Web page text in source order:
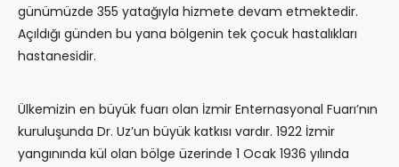
günümüzde 355 yatağıyla hizmete devam etmektedir.
Aç‎ıldığı‎ günden bu yana bölgenin tek çocuk hastalı‎kları‎
hastanesidir.
Ülkemizin en büyük fuarı‎ olan İzmir Enternasyonal Fuar‎ı’nın
kuruluşunda Dr. Uz’un büyük katk‎ısı vardı‎r. 1922 İzmir
yangı‎nında kül olan bölge üzerinde 1 Ocak 1936 yı‎lı‎nda